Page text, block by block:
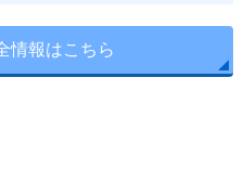
情報はこちら